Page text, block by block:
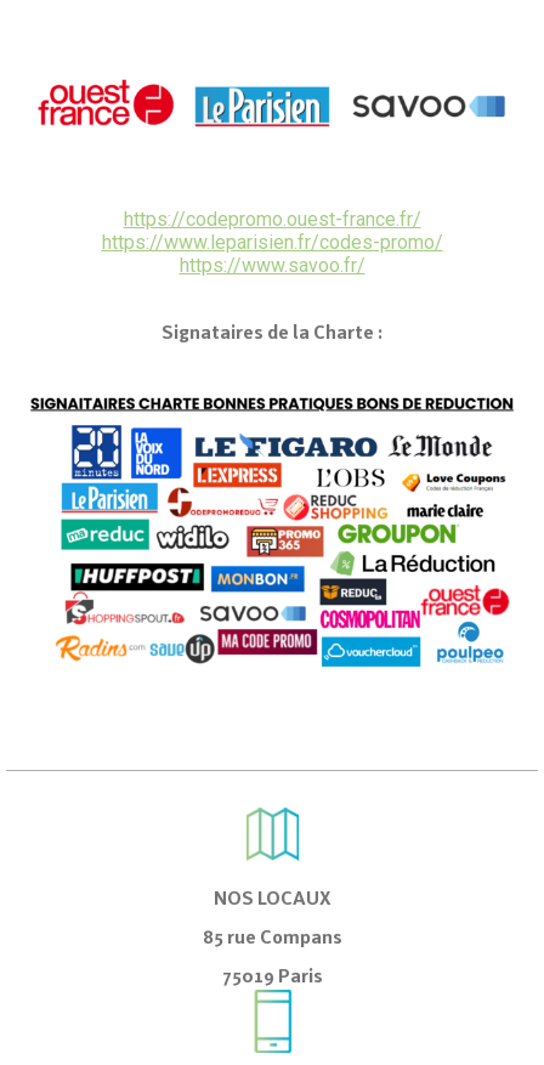
https://codepromo.ouest-france.fr/
https://www.leparisien.fr/codes-promo/
https://www.savoo.fr/
Signataires de la Charte :
NOS LOCAUX
85 rue Compans
75019 Paris